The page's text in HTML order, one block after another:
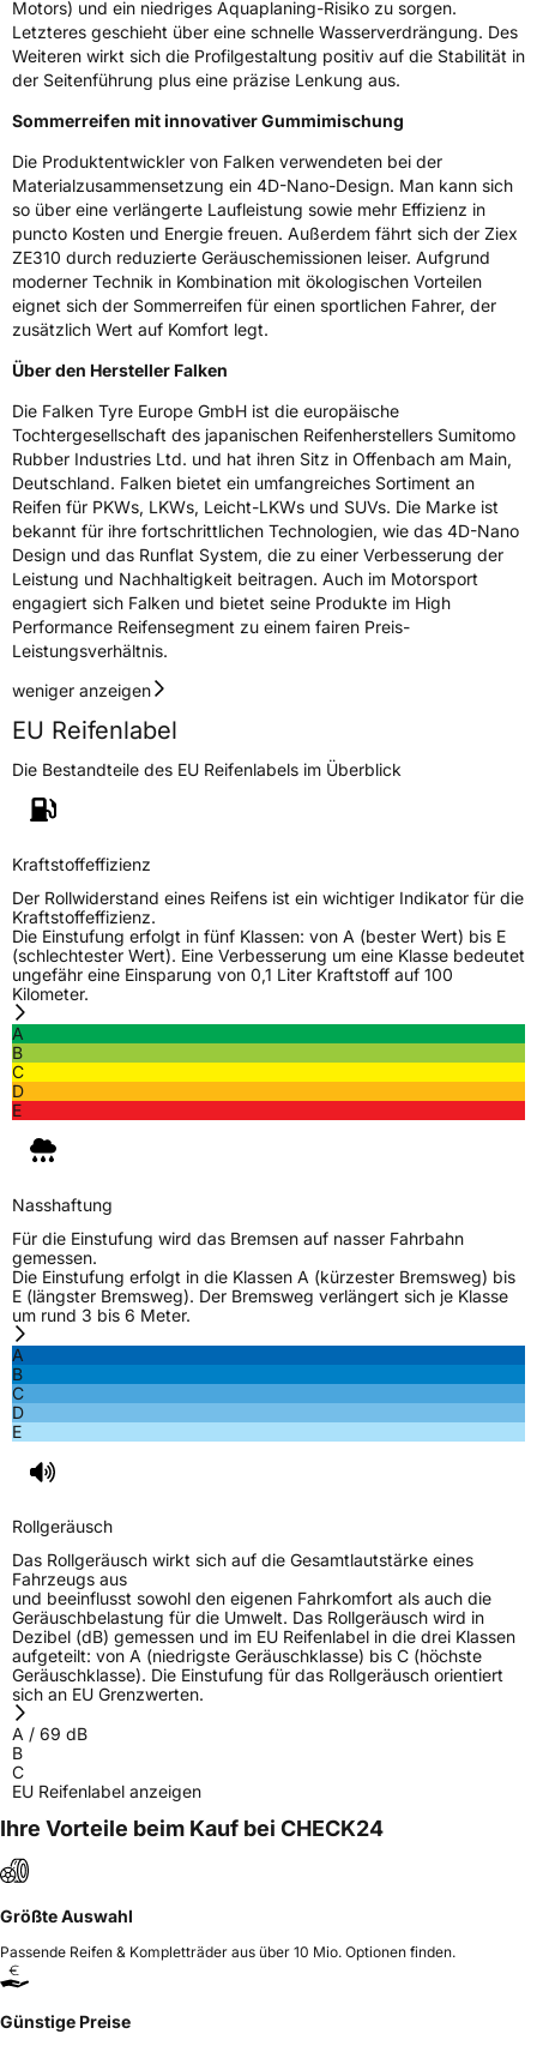
3PMSF / Schneeflockensymbol / Alpine-SymbolNein
Allgemeine Produktsicherheit (GPSR)
Herstellerkontakt Falken Tyre Europe GmbH, Berliner Strasse
74-76 63065 Offenbach am Main
Deutschland, info@falkentyre.com
Motors) und ein niedriges Aquaplaning-Risiko zu sorgen.
Letzteres geschieht über eine schnelle Wasserverdrängung. Des
Weiteren wirkt sich die Profilgestaltung positiv auf die Stabilität in
der Seitenführung plus eine präzise Lenkung aus.
Sommerreifen mit innovativer Gummimischung
Die Produktentwickler von Falken verwendeten bei der
Materialzusammensetzung ein 4D-Nano-Design. Man kann sich
so über eine verlängerte Laufleistung sowie mehr Effizienz in
puncto Kosten und Energie freuen. Außerdem fährt sich der Ziex
ZE310 durch reduzierte Geräuschemissionen leiser. Aufgrund
moderner Technik in Kombination mit ökologischen Vorteilen
eignet sich der Sommerreifen für einen sportlichen Fahrer, der
zusätzlich Wert auf Komfort legt.
Über den Hersteller Falken
Die Falken Tyre Europe GmbH ist die europäische
Tochtergesellschaft des japanischen Reifenherstellers Sumitomo
Rubber Industries Ltd. und hat ihren Sitz in Offenbach am Main,
Deutschland. Falken bietet ein umfangreiches Sortiment an
Reifen für PKWs, LKWs, Leicht-LKWs und SUVs. Die Marke ist
bekannt für ihre fortschrittlichen Technologien, wie das 4D-Nano
Design und das Runflat System, die zu einer Verbesserung der
Leistung und Nachhaltigkeit beitragen. Auch im Motorsport
engagiert sich Falken und bietet seine Produkte im High
Performance Reifensegment zu einem fairen Preis-
Leistungsverhältnis.
weniger anzeigen
EU Reifenlabel
Die Bestandteile des EU Reifenlabels im Überblick
Kraftstoffeffizienz
Der Rollwiderstand eines Reifens ist ein wichtiger Indikator für die
Kraftstoffeffizienz.
Die Einstufung erfolgt in fünf Klassen: von A (bester Wert) bis E
(schlechtester Wert). Eine Verbesserung um eine Klasse bedeutet
ungefähr eine Einsparung von 0,1 Liter Kraftstoff auf 100
Kilometer.
A
B
C
D
E
Nasshaftung
Für die Einstufung wird das Bremsen auf nasser Fahrbahn
gemessen.
Die Einstufung erfolgt in die Klassen A (kürzester Bremsweg) bis
E (längster Bremsweg). Der Bremsweg verlängert sich je Klasse
um rund 3 bis 6 Meter.
A
B
C
D
E
Rollgeräusch
Das Rollgeräusch wirkt sich auf die Gesamtlautstärke eines
Fahrzeugs aus
und beeinflusst sowohl den eigenen Fahrkomfort als auch die
Geräuschbelastung für die Umwelt. Das Rollgeräusch wird in
Dezibel (dB) gemessen und im EU Reifenlabel in die drei Klassen
aufgeteilt: von A (niedrigste Geräuschklasse) bis C (höchste
Geräuschklasse). Die Einstufung für das Rollgeräusch orientiert
sich an EU Grenzwerten.
A / 69 dB
B
C
EU Reifenlabel anzeigen
Ihre Vorteile beim Kauf bei CHECK24
Größte Auswahl
Passende Reifen & Kompletträder aus über 10 Mio. Optionen finden.
Günstige Preise